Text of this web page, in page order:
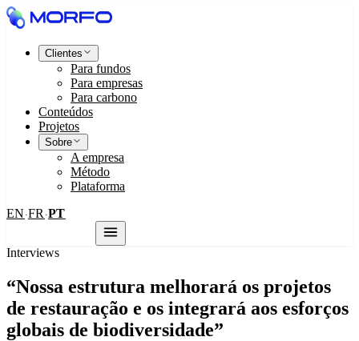
Clientes
Para fundos
Para empresas
Para carbono
Conteúdos
Projetos
Sobre
A empresa
Método
Plataforma
EN ·FR ·PT
Interviews
“Nossa estrutura melhorará os projetos
de restauração e os integrará aos esforços
globais de biodiversidade”